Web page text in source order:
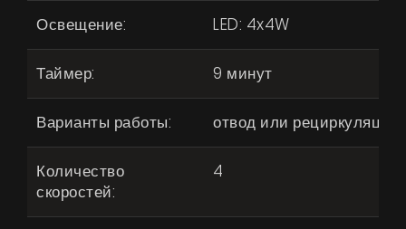
Продукты
Освещение: LED: 4x4W
Таймер: 9 минут
Варианты работы: отвод или рециркуляция
Количество
скоростей:
4